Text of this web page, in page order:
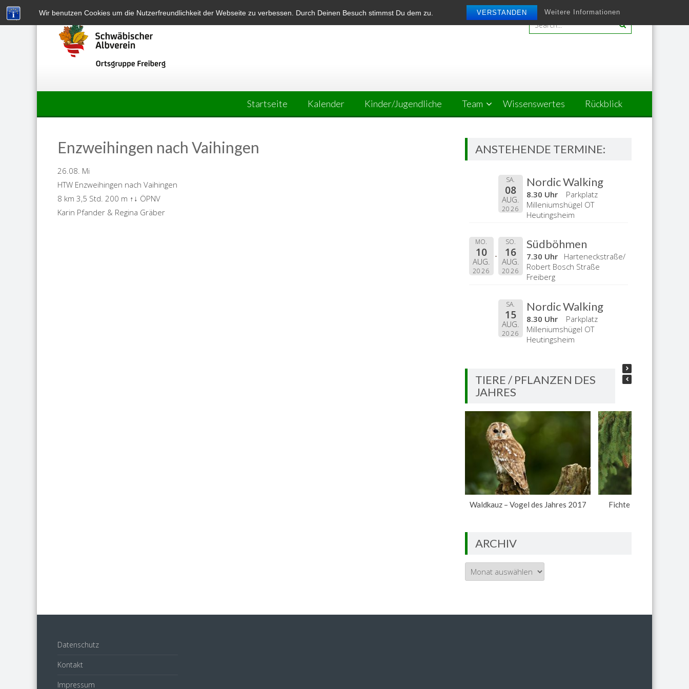
Wir benutzen Cookies um die Nutzerfreundlichkeit der Webseite zu verbessen. Durch Deinen Besuch stimmst Du dem zu. VERSTANDEN Weitere Informationen
Skip
to
Startseite Kalender Kinder/Jugendliche Team Wissenswertes Rückblick
Enzweihingen nach Vaihingen
26.08. Mi
HTW Enzweihingen nach Vaihingen
8 km 3,5 Std. 200 m ↑↓ ÖPNV
Karin Pfander & Regina Gräber
ANSTEHENDE TERMINE:
SA.
08
AUG.
2026
Nordic Walking
8.30 Uhr
Parkplatz
Milleniumshügel OT
Heutingsheim
MO.
10
AUG.
2026
SO.
16
AUG.
2026
Südböhmen
7.30 Uhr
Harteneckstraße/
Robert Bosch Straße
Freiberg
SA.
15
AUG.
2026
Nordic Walking
8.30 Uhr
Parkplatz
Milleniumshügel OT
Heutingsheim
TIERE / PFLANZEN DES
JAHRES
Waldkauz – Vogel des Jahres 2017 Fichte – Baum des
ARCHIV
Archiv
Datenschutz
Kontakt
Impressum